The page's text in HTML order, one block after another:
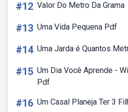
#12 Valor Do Metro Da Grama
#13 Uma Vida Pequena Pdf
#14 Uma Jarda é Quantos
#15 Um Dia Você Aprende -
Pdf
#16 Um Casal Planeja Ter 3